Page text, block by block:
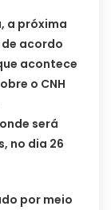
a próxima
acordo
acontece
o CNH
será
no dia 26
por meio